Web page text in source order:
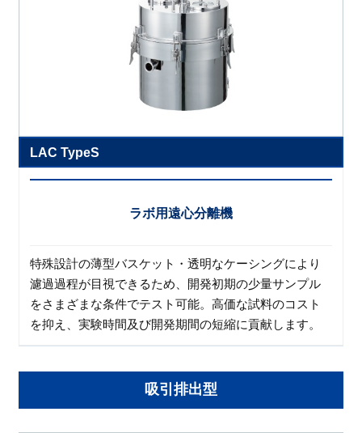
LAC TypeS
ラボ用遠心分離機
特殊設計の薄型バスケット・透明なケーシングにより
濾過過程が目視できるため、開発初期の少量サンプル
をさまざまな条件でテスト可能。高価な試料のコスト
を抑え、実験時間及び開発期間の短縮に貢献します。
吸引排出型